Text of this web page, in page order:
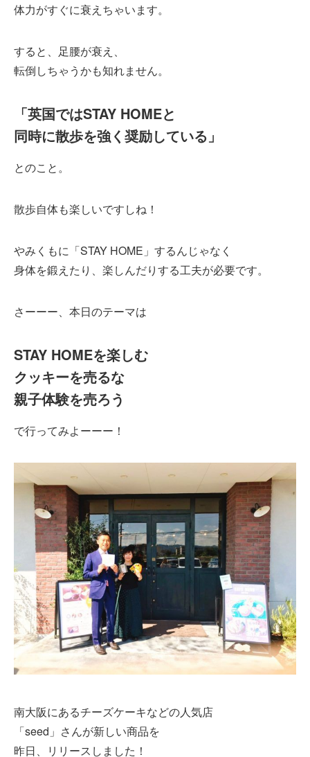
体力がすぐに衰えちゃいます。
すると、足腰が衰え、
転倒しちゃうかも知れません。
「英国ではSTAY HOMEと
同時に散歩を強く奨励している」
とのこと。
散歩自体も楽しいですしね！
やみくもに「STAY HOME」するんじゃなく
身体を鍛えたり、楽しんだりする工夫が必要です。
さーーー、本日のテーマは
STAY HOMEを楽しむ
クッキーを売るな
親子体験を売ろう
で行ってみよーーー！
南大阪にあるチーズケーキなどの人気店
「seed」さんが新しい商品を
昨日、リリースしました！